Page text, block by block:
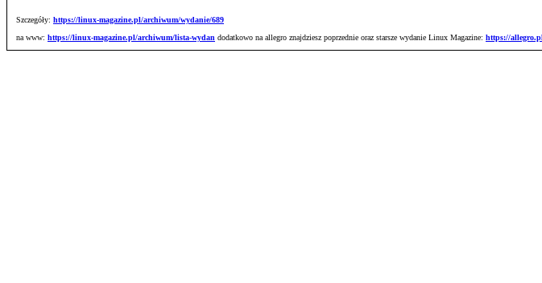
Szczegóły: https://linux-magazine.pl/archiwum/wydanie/689
na www: https://linux-magazine.pl/archiwum/lista-wydan dodatkowo na allegro znajdziesz poprzednie oraz starsze wydanie Linux Magazine: https://